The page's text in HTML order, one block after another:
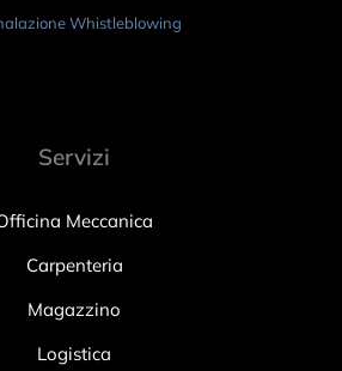
Whistleblowing
Servizi
Meccanica
Carpenteria
Magazzino
Logistica